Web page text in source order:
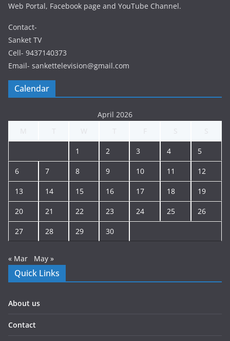
Web Portal, Facebook page and YouTube Channel.
Contact-
Sanket TV
Cell- 9437140373
Email- sankettelevision@gmail.com
Calendar
April 2026
1 2 3 4 5
6 7 8 9 10 11 12
13 14 15 16 17 18 19
20 21 22 23 24 25 26
27 28 29 30
« Mar May »
Quick Links
About us
Contact